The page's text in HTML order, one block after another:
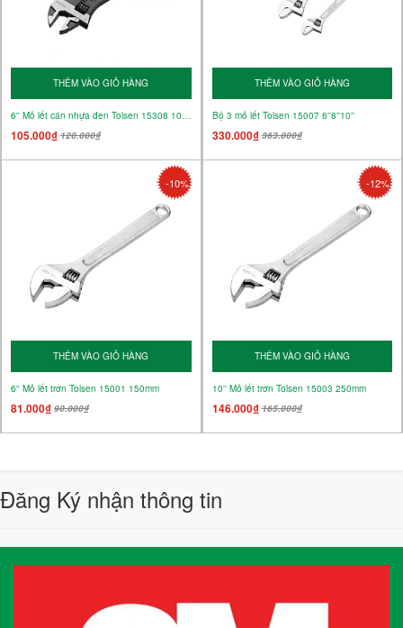
THÊM VÀO GIỎ HÀNG
6'' Mỏ lết cán nhựa đen Tolsen 15308 100mm
105.000₫ 120.000₫
THÊM VÀO GIỎ HÀNG
Bộ 3 mỏ lết Tolsen 15007 6''8''10''
330.000₫363.000₫
-10%
THÊM VÀO GIỎ HÀNG
6'' Mỏ lết trơn Tolsen 15001 150mm
81.000₫ 90.000₫
-12%
THÊM VÀO GIỎ HÀNG
10'' Mỏ lết trơn Tolsen 15003 250mm
146.000₫165.000₫
Đăng Ký nhận thông tin